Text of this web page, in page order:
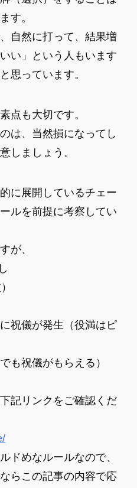
す。
自然に打って、結果増
い」という人もいます
思っています。
点も大切です。
は、当然損になってし
しましょう。
に展開しているチェー
ルを前提に考察してい
が、
祝儀が発生（役満はピ
も祝儀がもらえる）
記リンクをご確認くだ
ドめなルールなので、
らこの記事の内容で応